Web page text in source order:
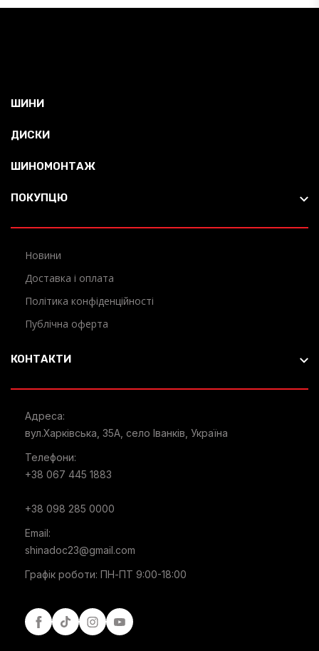
КОНТАКТИ
Адреса:
вул.Харківська, 35А, село Іванків, Україна
Телефони:
+38 067 445 1883
+38 098 285 0000
Email:
shinadoc23@gmail.com
Графік роботи: ПН-ПТ 9:00-18:00
FacebookTiktokInstagramYoutube
ШИНИ
ДИСКИ
ШИНОМОНТАЖ
ПОКУПЦЮ
Новини
Доставка і оплата
Політика конфіденційності
Публічна оферта